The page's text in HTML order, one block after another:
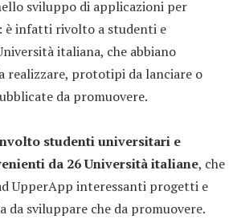
sviluppo di applicazioni per
è infatti rivolto a studenti e
italiana, che abbiano
realizzare, prototipi da lanciare o
da promuovere.
studenti universitari e
da 26 Università italiane, che
UpperApp interessanti progetti e
da sviluppare che da promuovere.